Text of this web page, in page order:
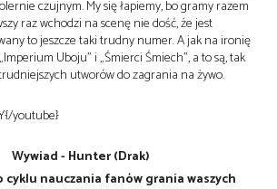
czujnym. My się łapiemy, bo gramy razem
raz wchodzi na scenę nie dość, że jest
to jeszcze taki trudny numer. A jak na ironię
Uboju” i „Śmierci Śmiech”, a to są, tak
utworów do zagrania na żywo.
youtube}
cyklu nauczania fanów grania waszych